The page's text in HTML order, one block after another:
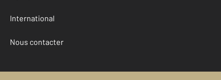
International
Nous contacter